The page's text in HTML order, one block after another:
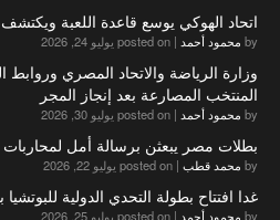
اتحاد الهوكي يوسع قاعدة اللعبة
by محمود أحمد | posted on يوليو 24, 2026
وزارة الرياضة والاتحاد المصري وروابط
المنتخب المصارعة بعد إنجاز المجر
by محمود أحمد | posted on يوليو 30, 2026
بطلات مصر يبعثن برسالة أمل لمحاربات
by محمد قطب | posted on يوليو 22, 2026
غدا افتتاح بطولة التحدي الدولية للبوتشيا
by محمود أحمد | posted on يوليو 25, 2026